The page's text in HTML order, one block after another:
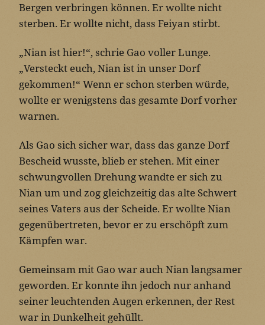
Bergen verbringen können. Er wollte nicht
sterben. Er wollte nicht, dass Feiyan stirbt.
„Nian ist hier!“, schrie Gao voller Lunge.
„Versteckt euch, Nian ist in unser Dorf
gekommen!“ Wenn er schon sterben würde,
wollte er wenigstens das gesamte Dorf vorher
warnen.
Als Gao sich sicher war, dass das ganze Dorf
Bescheid wusste, blieb er stehen. Mit einer
schwungvollen Drehung wandte er sich zu
Nian um und zog gleichzeitig das alte Schwert
seines Vaters aus der Scheide. Er wollte Nian
gegenübertreten, bevor er zu erschöpft zum
Kämpfen war.
Gemeinsam mit Gao war auch Nian langsamer
geworden. Er konnte ihn jedoch nur anhand
seiner leuchtenden Augen erkennen, der Rest
war in Dunkelheit gehüllt.